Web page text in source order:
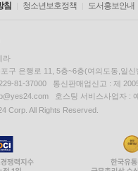
침 청소년보호정책 도서홍보안내
라
구 은행로 11, 5층~6층(여의도동,일신
81-37000 통신판매업신고 : 제
호스팅 서비스사업자 :
Corp. All Rights Reserved.